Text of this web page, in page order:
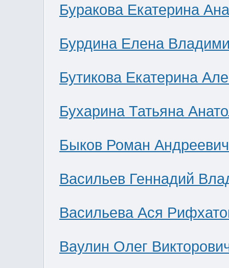
Буракова Екатерина
Бурдина Елена
Бутикова Екатерина
Бухарина Татьяна
Быков Роман Андреевич
Васильев Геннадий
Васильева Ася
Ваулин Олег